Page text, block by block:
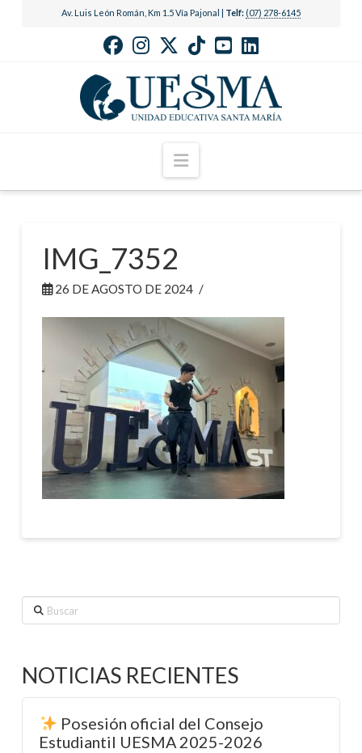
Av. Luis León Román, Km 1.5 Vía Pajonal | Telf: (07) 278-6145
Navigation
IMG_7352
26 DE AGOSTO DE 2024
Buscar
NOTICIAS RECIENTES
Posesión oficial del Consejo
Estudiantil UESMA 2025-2026